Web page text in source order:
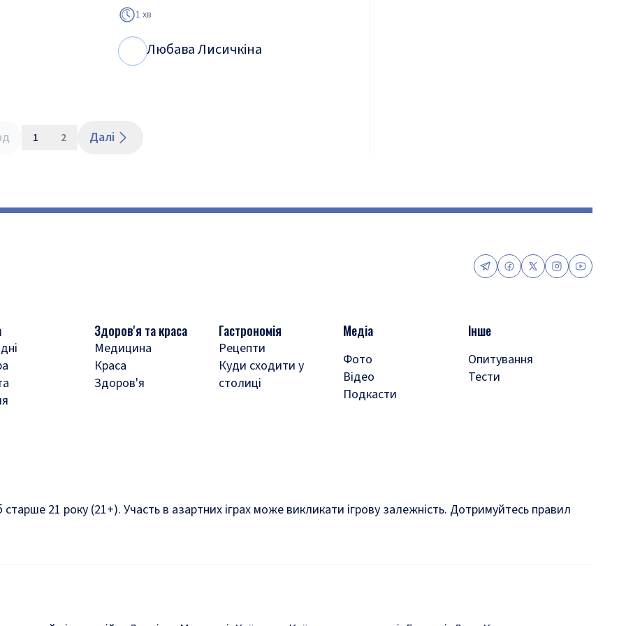
1 хв
Любава Лисичкіна
1 2 Далі
Здоров'я та краса
Медицина
Краса
Здоров'я
Гастрономія
Рецепти
Куди сходити у
столиці
Медіа
Фото
Відео
Подкасти
Інше
Опитування
Тести
21 року (21+). Участь в азартних іграх може викликати ігрову залежність. Дотримуйтесь правил